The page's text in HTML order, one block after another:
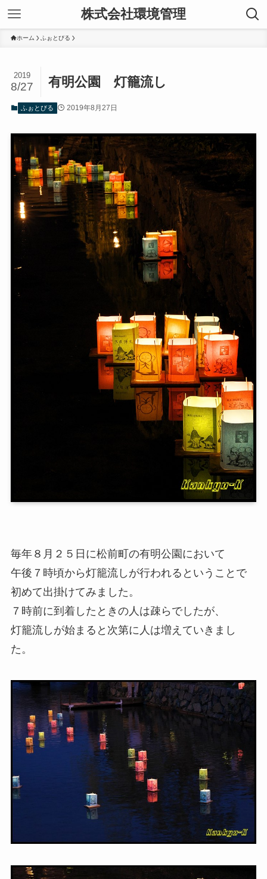
株式会社環境管理
ホーム ふぉとびる
有明公園 灯籠流し
2019
8/27
ふぉとびる 2019年8月27日
毎年８月２５日に松前町の有明公園において
午後７時頃から灯籠流しが行われるということで
初めて出掛けてみました。
７時前に到着したときの人は疎らでしたが、
灯籠流しが始まると次第に人は増えていきまし
た。